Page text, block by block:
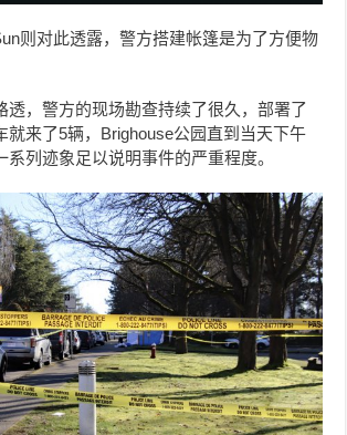
则对此透露，警方搭建帐篷是为了方便物
透，警方的现场勘查持续了很久，部署了
就来了5辆，Brighouse公园直到当天下午
系列迹象足以说明事件的严重程度。